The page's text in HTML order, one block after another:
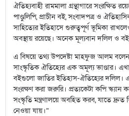
ঐতিহ্যবাহী রামমালা গ্রন্থাগারে সংরক্ষিত
পাণ্ডুলিপি, প্রাচীন বই, সংবাদপত্র ও
সাহিত্যের ইতিহাসে গুরুত্বপূর্ণ ভূমিকা
অবস্থায় রয়েছে। অনেক মূল্যবান দলিল ও
এ বিষয়ে তথ্য উপদেষ্টা মাহফুজ আলম বলেন,
সাংস্কৃতিক ঐতিহ্যের এক অমূল্য ভাণ্ডার।
বইগুলো জাতির ইতিহাস-ঐতিহ্যের দলিল।
সংরক্ষণ করা জরুরি। প্রত্যকেটা কপি স্ক্যান
সংস্কৃতি মন্ত্রণালয়ে অবহিত করব, যাতে দ্রুত
নেওয়া যায়।”